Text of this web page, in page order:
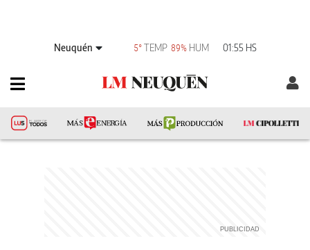
Neuquén 5° TEMP 89% HUM 01:55 HS